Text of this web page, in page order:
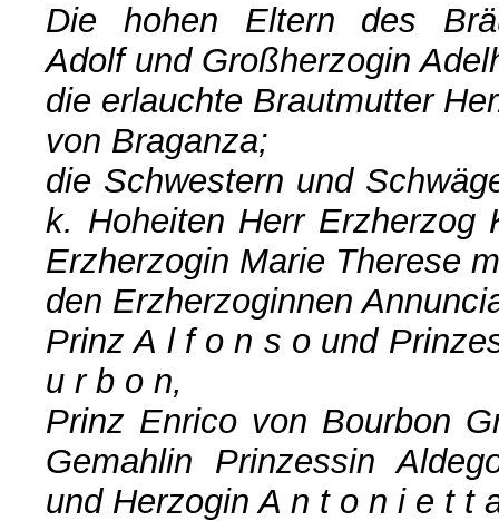
Die hohen Eltern des
Adolf und Großherzogin
die erlauchte Brautmutter
von Braganza;
die Schwestern und
k. Hoheiten Herr Erzherzog
Erzherzogin Marie Therese
den Erzherzoginnen
Prinz A l f o n s o und
u r b o n,
Prinz Enrico von Bourbon
Gemahlin Prinzessin
und Herzogin A n t o n i e t t